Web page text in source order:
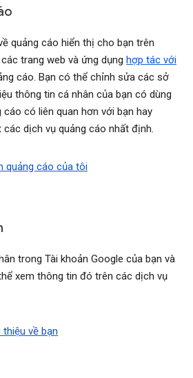
quảng cáo hiển thị cho bạn trên
trang web và ứng dụng hợp tác với
cáo. Bạn có thể chỉnh sửa các sở
thông tin cá nhân của bạn có dùng
có liên quan hơn với bạn hay
các dịch vụ quảng cáo nhất định.
quảng cáo của tôi
trong Tài khoản Google của bạn và
xem thông tin đó trên các dịch vụ
về bạn